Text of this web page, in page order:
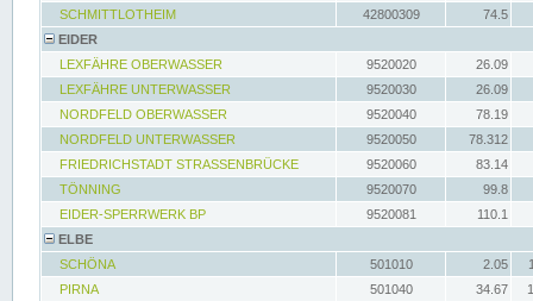
SCHMITTLOTHEIM
42800309
74.5
EIDER
LEXFÄHRE OBERWASSER
9520020
26.09
LEXFÄHRE UNTERWASSER
9520030
26.09
NORDFELD OBERWASSER
9520040
78.19
NORDFELD UNTERWASSER
9520050
78.312
FRIEDRICHSTADT STRASSENBRÜCKE
9520060
83.14
TÖNNING
9520070
99.8
EIDER-SPERRWERK BP
9520081
110.1
ELBE
SCHÖNA
501010 2.05
PIRNA
501040 34.67